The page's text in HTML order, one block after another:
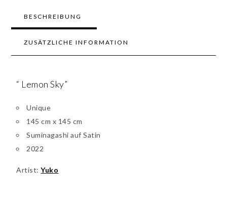
BESCHREIBUNG
ZUSÄTZLICHE INFORMATION
“ Lemon Sky”
Unique
145 cm x 145 cm
Suminagashi auf Satin
2022
Artist:Yuko